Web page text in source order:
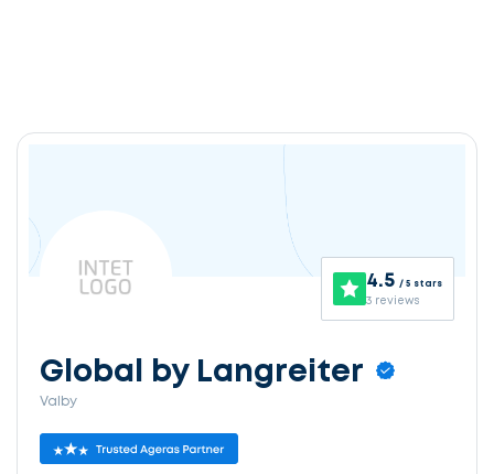
4.5 / 5 stars
3 reviews
Global by Langreiter
Valby